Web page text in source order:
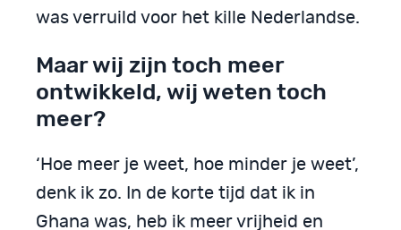
was verruild voor het kille Nederlandse.
Maar wij zijn toch meer
ontwikkeld, wij weten toch
meer?
‘Hoe meer je weet, hoe minder je weet’,
denk ik zo. In de korte tijd dat ik in
Ghana was, heb ik meer vrijheid en